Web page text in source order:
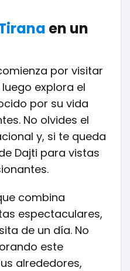
en un
por visitar
explora el
por su vida
No olvides el
y, si te queda
Dajti para vistas
combina
espectaculares,
de un día. No
este
alrededores,